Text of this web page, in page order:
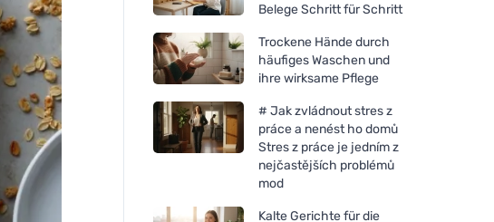
Belege Schritt für Schritt
Trockene Hände durch
häufiges Waschen und
ihre wirksame Pflege
# Jak zvládnout stres z
práce a nenést ho domů
Stres z práce je jedním z
nejčastějších problémů
mod
Kalte Gerichte für die